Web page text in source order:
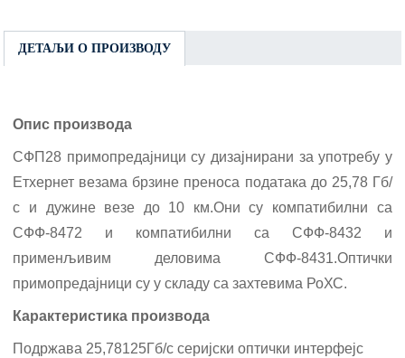
ДЕТАЉИ О ПРОИЗВОДУ
Опис производа
СФП28 примопредајници су дизајнирани за употребу у
Етхернет везама брзине преноса података до 25,78 Гб/
с и дужине везе до 10 км.Они су компатибилни са
СФФ-8472 и компатибилни са СФФ-8432 и
применљивим деловима СФФ-8431.Оптички
примопредајници су у складу са захтевима РоХС.
Карактеристика производа
Подржава 25,78125Гб/с серијски оптички интерфејс